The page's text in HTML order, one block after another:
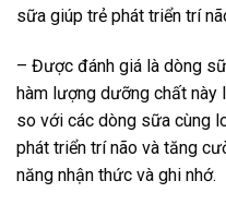
sữa giúp trẻ phát triển trí
– Được đánh giá là dòng
hàm lượng dưỡng chất này
so với các dòng sữa cùng
phát triển trí não và tăng
năng nhận thức và ghi nhớ.